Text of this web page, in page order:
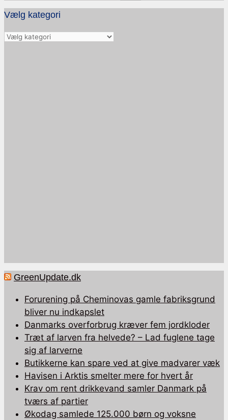
efter:
Vælg kategori
Vælg
GreenUpdate.dk
Forurening på Cheminovas gamle fabriksgrund
bliver nu indkapslet
Danmarks overforbrug kræver fem jordkloder
Træt af larven fra helvede? – Lad fuglene tage
sig af larverne
Butikkerne kan spare ved at give madvarer væk
Havisen i Arktis smelter mere for hvert år
Krav om rent drikkevand samler Danmark på
tværs af partier
Økodag samlede 125.000 børn og voksne